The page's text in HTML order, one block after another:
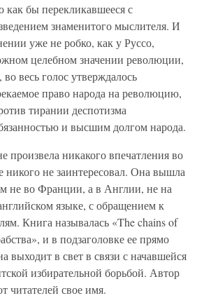
бы перекликавшееся с
знаменитого мыслителя. И
уже не робко, как у Руссо,
целебном значении революции,
весь голос утверждалось
право народа на революцию,
тирании деспотизма
и высшим долгом народа.
произвела никакого впечатления во
никого не заинтересовал. Она вышла
не во Франции, а в Англии, не на
языке, с обращением к
Книга называлась «The chains of
и в подзаголовке ее прямо
выходит в свет в связи с начавшейся
избирательной борьбой. Автор
читателей свое имя.